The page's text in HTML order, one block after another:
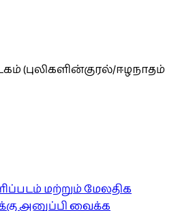
(புலிகளின்குரல்/ஈழநாதம்
மற்றும் மேலதிக
அனுப்பி வைக்க